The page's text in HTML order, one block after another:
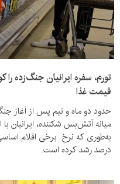
قیمت غذا
حدود دو ماه و نیم پس از آغاز
میانه آتش‌بس شکننده، ایرانیان
درصد رشد کرده است.